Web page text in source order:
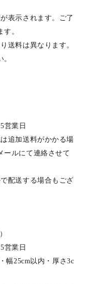
表示されます。ご了
。
送料は異なります。
営業日
追加送料がかかる場
ールにて連絡させて
配送する場合もござ
営業日
幅25cm以内・厚さ3c